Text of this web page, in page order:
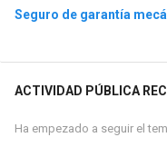
Seguro de garantía
ACTIVIDAD PÚBLICA
Ha empezado a seguir el